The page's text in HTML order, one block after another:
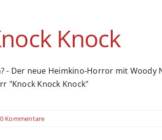
Knock
- Der neue Heimkino-Horror mit Woody
"Knock Knock Knock"
0 Kommentare